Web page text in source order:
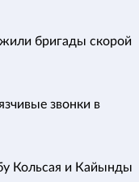
бригады скорой
звонки в
Кольсая и Кайынды